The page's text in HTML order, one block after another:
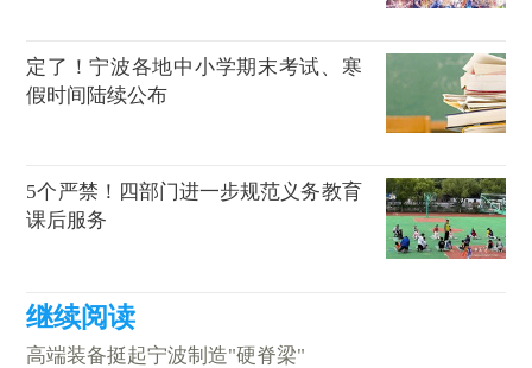
定了！宁波各地中小学期末考试、寒
假时间陆续公布
5个严禁！四部门进一步规范义务教育
课后服务
高端装备挺起宁波制造"硬脊梁"